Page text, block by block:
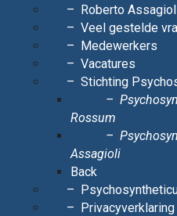
Roberto
Veel gestelde
Medewerkers
Vacatures
Stichting
Rossum
Assagioli
Back
Privacyverklaring